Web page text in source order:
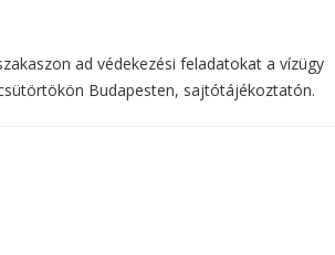
ad védekezési feladatokat a vízügy
Budapesten, sajtótájékoztatón.